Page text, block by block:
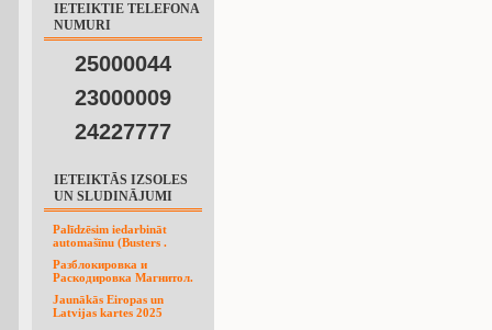
IETEIKTIE TELEFONA
NUMURI
25000044
23000009
24227777
IETEIKTĀS IZSOLES
UN SLUDINĀJUMI
Palīdzēsim iedarbināt
automašīnu (Busters .
Разблокировка и
Раскодировка Магнитол.
Jaunākās Eiropas un
Latvijas kartes 2025